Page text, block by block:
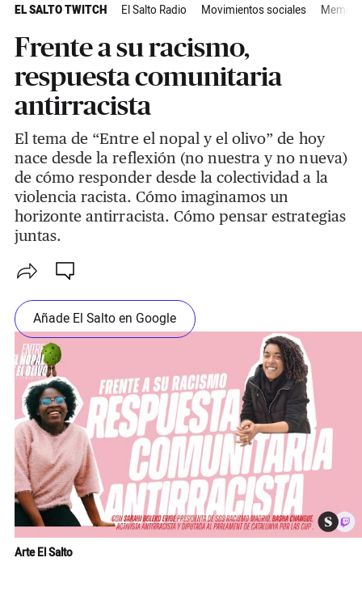
EL SALTO TWITCH El Salto Radio Movimientos sociales
Frente a su racismo,
respuesta comunitaria
antirracista
El tema de “Entre el nopal y el olivo” de hoy
nace desde la reflexión (no nuestra y no nueva)
de cómo responder desde la colectividad a la
violencia racista. Cómo imaginamos un
horizonte antirracista. Cómo pensar estrategias
juntas.
Añade El Salto en Google
Arte El Salto